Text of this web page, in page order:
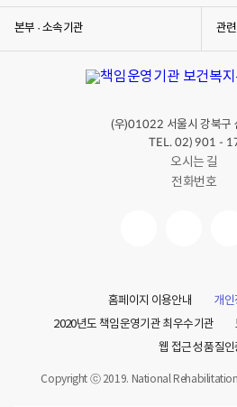
본부 · 소속기관 관
(우)01022 서울시 강북구
TEL. 02) 901 -
오시는 길
전화번호
홈페이지 이용안내
개인
2020년도 책임운영기관 최우수기관
웹 접근성 품질인
Copyright ⓒ 2019. National Rehabilitation